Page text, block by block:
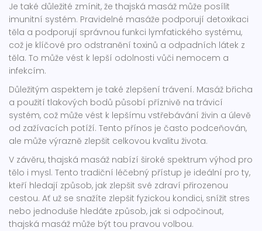
Je také důležité zmínit, že thajská masáž může posílit
imunitní systém. Pravidelné masáže podporují detoxikaci
těla a podporují správnou funkci lymfatického systému,
což je klíčové pro odstranění toxinů a odpadních látek z
těla. To může vést k lepší odolnosti vůči nemocem a
infekcím.
Důležitým aspektem je také zlepšení trávení. Masáž břicha
a použití tlakových bodů působí příznivě na trávicí
systém, což může vést k lepšímu vstřebávání živin a úlevě
od zažívacích potíží. Tento přínos je často podceňován,
ale může výrazně zlepšit celkovou kvalitu života.
V závěru, thajská masáž nabízí široké spektrum výhod pro
tělo i mysl. Tento tradiční léčebný přístup je ideální pro ty,
kteří hledají způsob, jak zlepšit své zdraví přirozenou
cestou. Ať už se snažíte zlepšit fyzickou kondici, snížit stres
nebo jednoduše hledáte způsob, jak si odpočinout,
thajská masáž může být tou pravou volbou.